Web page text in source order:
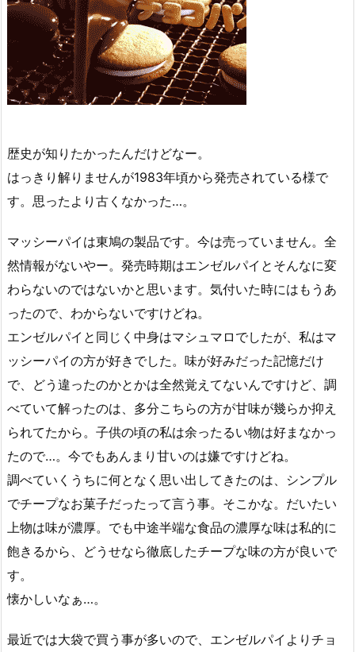
歴史が知りたかったんだけどなー。
はっきり解りませんが1983年頃から発売されている様で
す。思ったより古くなかった…。
マッシーパイは東鳩の製品です。今は売っていません。全
然情報がないやー。発売時期はエンゼルパイとそんなに変
わらないのではないかと思います。気付いた時にはもうあ
ったので、わからないですけどね。
エンゼルパイと同じく中身はマシュマロでしたが、私はマ
ッシーパイの方が好きでした。味が好みだった記憶だけ
で、どう違ったのかとかは全然覚えてないんですけど、調
べていて解ったのは、多分こちらの方が甘味が幾らか抑え
られてたから。子供の頃の私は余ったるい物は好まなかっ
たので…。今でもあんまり甘いのは嫌ですけどね。
調べていくうちに何となく思い出してきたのは、シンプル
でチープなお菓子だったって言う事。そこかな。だいたい
上物は味が濃厚。でも中途半端な食品の濃厚な味は私的に
飽きるから、どうせなら徹底したチープな味の方が良いで
す。
懐かしいなぁ…。
最近では大袋で買う事が多いので、エンゼルパイよりチョ